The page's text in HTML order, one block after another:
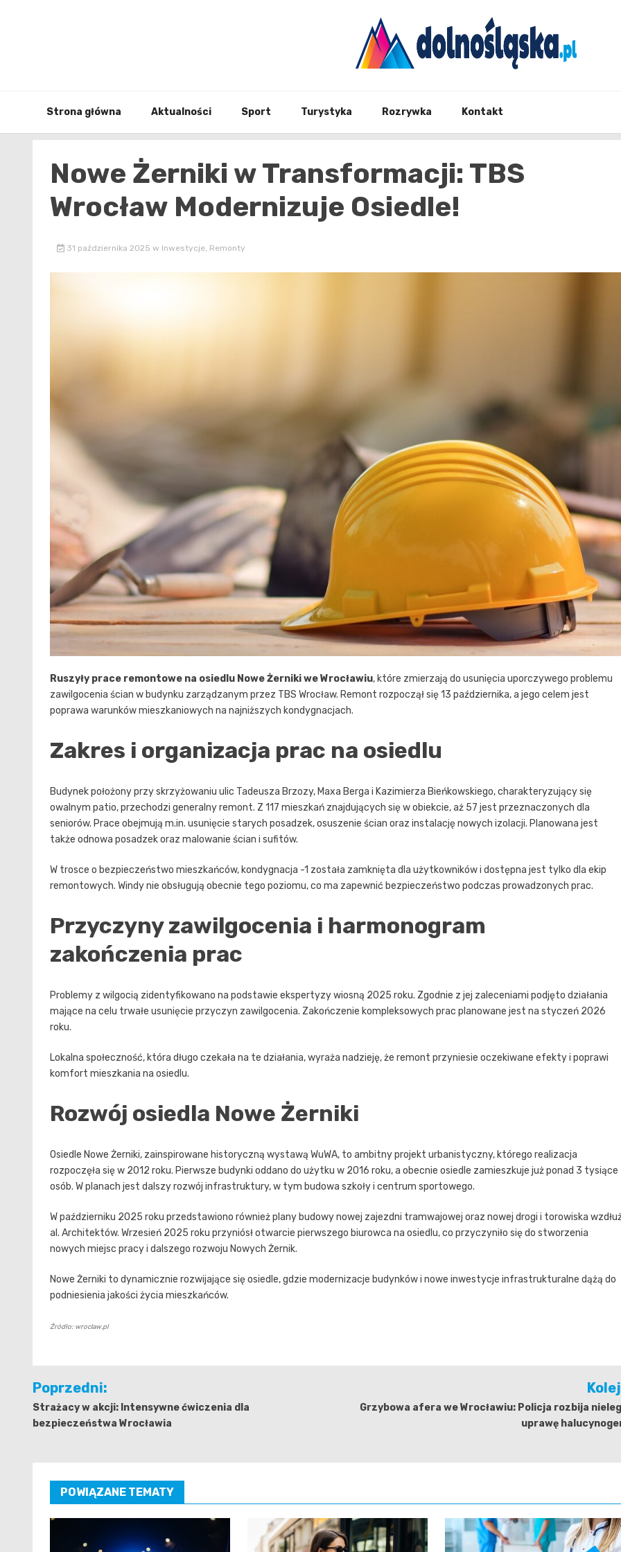
Strona główna Aktualności Sport Turystyka Rozrywka Kontakt
Nowe Żerniki w Transformacji: TBS
Wrocław Modernizuje Osiedle!
31 października 2025 w Inwestycje, Remonty
Ruszyły prace remontowe na osiedlu Nowe Żerniki we Wrocławiu, które zmierzają do usunięcia uporczywego problemu
zawilgocenia ścian w budynku zarządzanym przez TBS Wrocław. Remont rozpoczął się 13 października, a jego celem jest
poprawa warunków mieszkaniowych na najniższych kondygnacjach.
Zakres i organizacja prac na osiedlu
Budynek położony przy skrzyżowaniu ulic Tadeusza Brzozy, Maxa Berga i Kazimierza Bieńkowskiego, charakteryzujący się
owalnym patio, przechodzi generalny remont. Z 117 mieszkań znajdujących się w obiekcie, aż 57 jest przeznaczonych dla
seniorów. Prace obejmują m.in. usunięcie starych posadzek, osuszenie ścian oraz instalację nowych izolacji. Planowana jest
także odnowa posadzek oraz malowanie ścian i sufitów.
W trosce o bezpieczeństwo mieszkańców, kondygnacja -1 została zamknięta dla użytkowników i dostępna jest tylko dla ekip
remontowych. Windy nie obsługują obecnie tego poziomu, co ma zapewnić bezpieczeństwo podczas prowadzonych prac.
Przyczyny zawilgocenia i harmonogram
zakończenia prac
Problemy z wilgocią zidentyfikowano na podstawie ekspertyzy wiosną 2025 roku. Zgodnie z jej zaleceniami podjęto działania
mające na celu trwałe usunięcie przyczyn zawilgocenia. Zakończenie kompleksowych prac planowane jest na styczeń 2026
roku.
Lokalna społeczność, która długo czekała na te działania, wyraża nadzieję, że remont przyniesie oczekiwane efekty i poprawi
komfort mieszkania na osiedlu.
Rozwój osiedla Nowe Żerniki
Osiedle Nowe Żerniki, zainspirowane historyczną wystawą WuWA, to ambitny projekt urbanistyczny, którego realizacja
rozpoczęła się w 2012 roku. Pierwsze budynki oddano do użytku w 2016 roku, a obecnie osiedle zamieszkuje już ponad 3 tysiące
osób. W planach jest dalszy rozwój infrastruktury, w tym budowa szkoły i centrum sportowego.
W październiku 2025 roku przedstawiono również plany budowy nowej zajezdni tramwajowej oraz nowej drogi i torowiska
al. Architektów. Wrzesień 2025 roku przyniósł otwarcie pierwszego biurowca na osiedlu, co przyczyniło się do stworzenia
nowych miejsc pracy i dalszego rozwoju Nowych Żernik.
Nowe Żerniki to dynamicznie rozwijające się osiedle, gdzie modernizacje budynków i nowe inwestycje infrastrukturalne dążą do
podniesienia jakości życia mieszkańców.
Źródło: wroclaw.pl
Nawigacja
wpisu
Poprzedni:
Strażacy w akcji: Intensywne ćwiczenia dla
bezpieczeństwa Wrocławia
Grzybowa afera we Wrocławiu: Policja rozbija
uprawę
POWIĄZANE TEMATY